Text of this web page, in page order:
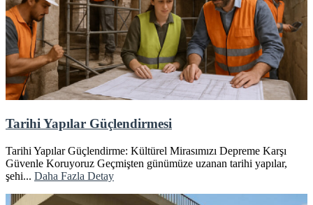
Tarihi Yapılar Güçlendirmesi
Tarihi Yapılar Güçlendirme: Kültürel Mirasımızı Depreme Karşı
Güvenle Koruyoruz Geçmişten günümüze uzanan tarihi yapılar,
şehi... Daha Fazla Detay